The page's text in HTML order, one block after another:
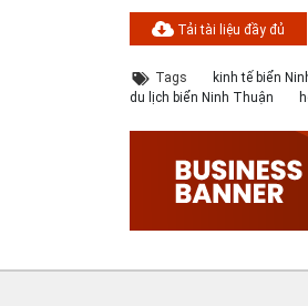
Tải tài liệu đầy đủ
Tags kinh tế biển
du lịch biển Ninh Thuận